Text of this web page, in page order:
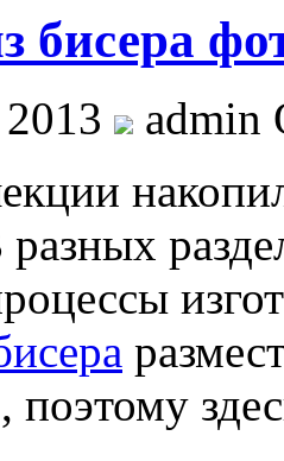
бисера
admin
поэтому